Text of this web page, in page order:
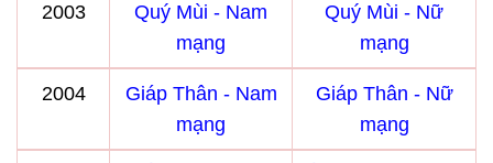
2003
Quý Mùi - Nam
mạng
Quý Mùi - Nữ
mạng
2004
Giáp Thân - Nam
mạng
Giáp Thân - Nữ
mạng